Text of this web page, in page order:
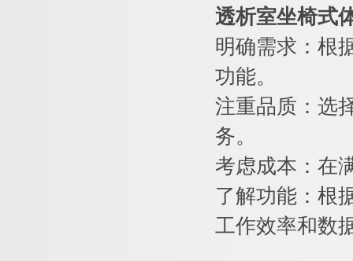
透析室坐椅式
明确需求：根
功能。
注重品质：选
务。
考虑成本：在
了解功能：根
工作效率和数